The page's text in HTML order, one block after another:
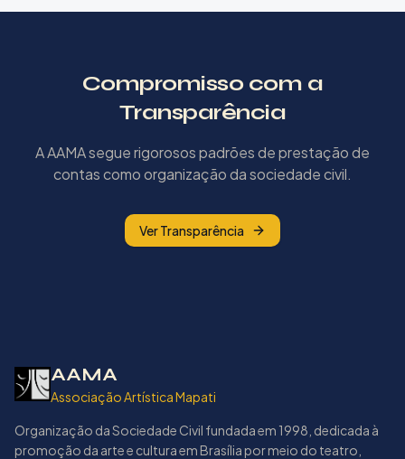
Compromisso com a
Transparência
A AAMA segue rigorosos padrões de prestação de
contas como organização da sociedade civil.
Ver Transparência
AAMA
Associação Artística Mapati
Organização da Sociedade Civil fundada em 1998, dedicada à
promoção da arte e cultura em Brasília por meio do teatro,